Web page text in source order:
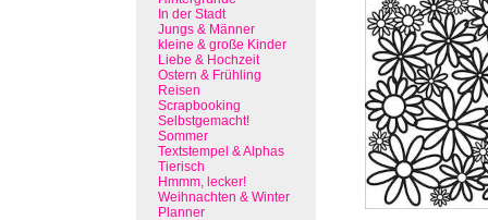
In der Stadt
Jungs & Männer
kleine & große Kinder
Liebe & Hochzeit
Ostern & Frühling
Reisen
Scrapbooking
Selbstgemacht!
Sommer
Textstempel & Alphas
Tierisch
Hmmm, lecker!
Weihnachten & Winter
Planner